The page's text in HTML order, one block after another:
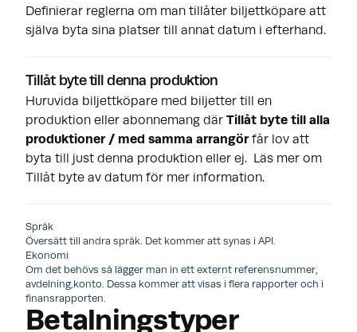
Definierar reglerna om man tillåter biljettköpare att
själva byta sina platser till annat datum i efterhand.
Tillåt byte till denna produktion
Huruvida biljettköpare med biljetter till en
produktion eller abonnemang där Tillåt byte till alla
produktioner / med samma arrangörfår lov att
byta till just denna produktion eller ej. Läs mer om
Tillåt byte av datum för mer information.
Språk
Översätt till andra språk. Det kommer att synas i API.
Ekonomi
Om det behövs så lägger man in ett externt referensnummer,
avdelning,konto. Dessa kommer att visas i flera rapporter och i
finansrapporten.
Betalningstyper